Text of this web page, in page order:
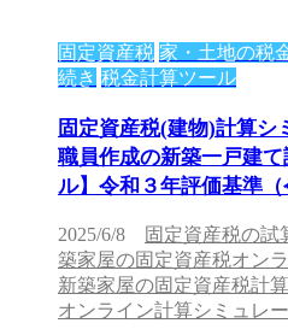
固定資産税 家・土地の税
続き 税金計算ツール
固定資産税(建物)計算シ
職員作成の新築一戸建
ル】令和３年評価基準（
2025/6/8 固定資産税の試
築家屋の固定資産税オン
新築家屋の固定資産税計
オンライン計算シミュレ